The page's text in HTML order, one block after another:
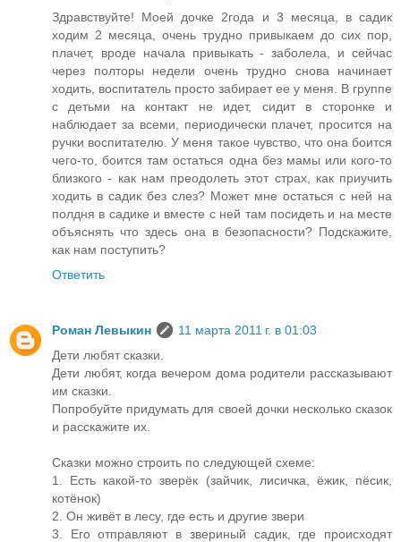
Здравствуйте! Моей дочке 2года и 3 месяца, в садик
ходим 2 месяца, очень трудно привыкаем до сих пор,
плачет, вроде начала привыкать - заболела, и сейчас
через полторы недели очень трудно снова начинает
ходить, воспитатель просто забирает ее у меня. В группе
с детьми на контакт не идет, сидит в сторонке и
наблюдает за всеми, периодически плачет, просится на
ручки воспитателю. У меня такое чувство, что она боится
чего-то, боится там остаться одна без мамы или кого-то
близкого - как нам преодолеть этот страх, как приучить
ходить в садик без слез? Может мне остаться с ней на
полдня в садике и вместе с ней там посидеть и на месте
объяснять что здесь она в безопасности? Подскажите,
как нам поступить?
Ответить
Роман Левыкин
11 марта 2011 г. в 01:03
Дети любят сказки.
Дети любят, когда вечером дома родители рассказывают
им сказки.
Попробуйте придумать для своей дочки несколько сказок
и расскажите их.
Сказки можно строить по следующей схеме:
1. Есть какой-то зверёк (зайчик, лисичка, ёжик, пёсик,
котёнок)
2. Он живёт в лесу, где есть и другие звери
3. Его отправляют в звериный садик, где происходят